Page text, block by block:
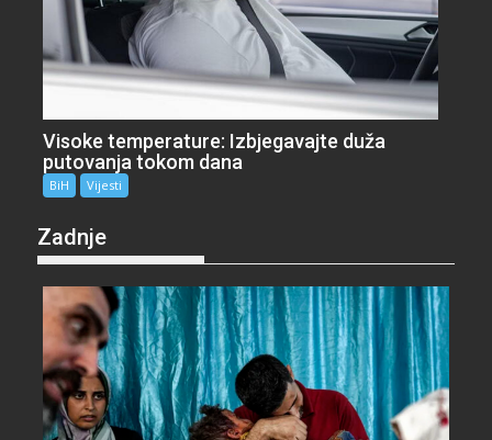
Visoke temperature: Izbjegavajte duža
putovanja tokom dana
BiH Vijesti
Zadnje